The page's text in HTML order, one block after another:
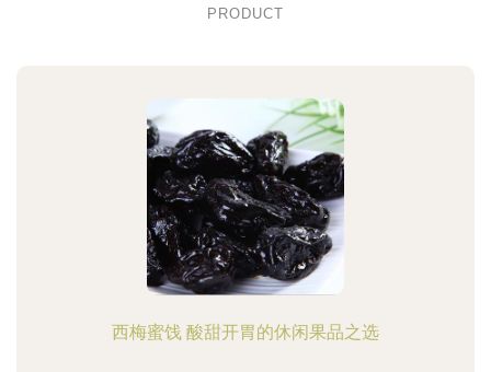
PRODUCT
西梅蜜饯 酸甜开胃的休闲果品之选